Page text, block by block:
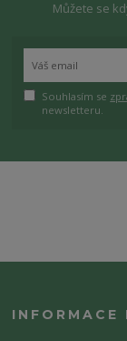
Můžete se
Souhlasím se
newsletteru.
INFORMACE